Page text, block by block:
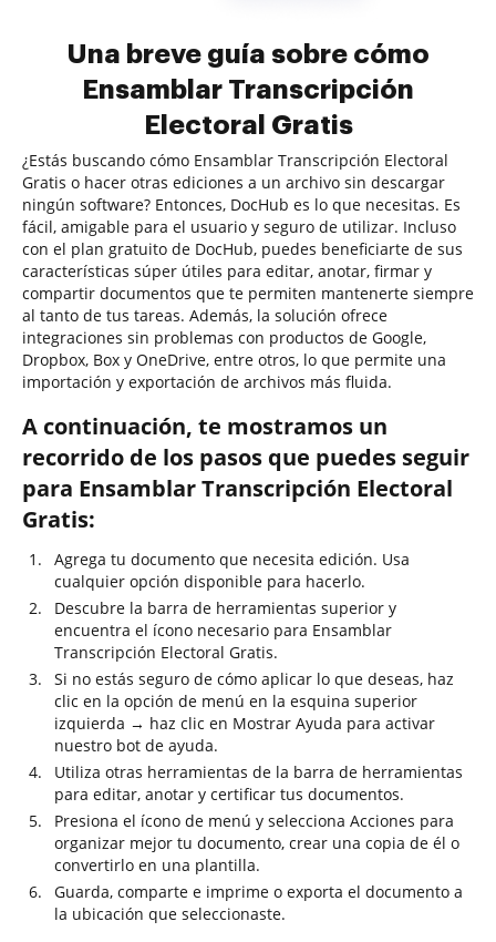
Una breve guía sobre cómo
Ensamblar Transcripción
Electoral Gratis
¿Estás buscando cómo Ensamblar Transcripción Electoral
Gratis o hacer otras ediciones a un archivo sin descargar
ningún software? Entonces, DocHub es lo que necesitas. Es
fácil, amigable para el usuario y seguro de utilizar. Incluso
con el plan gratuito de DocHub, puedes beneficiarte de sus
características súper útiles para editar, anotar, firmar y
compartir documentos que te permiten mantenerte siempre
al tanto de tus tareas. Además, la solución ofrece
integraciones sin problemas con productos de Google,
Dropbox, Box y OneDrive, entre otros, lo que permite una
importación y exportación de archivos más fluida.
A continuación, te mostramos un
recorrido de los pasos que puedes seguir
para Ensamblar Transcripción Electoral
Gratis:
Agrega tu documento que necesita edición. Usa
cualquier opción disponible para hacerlo.
Descubre la barra de herramientas superior y
encuentra el ícono necesario para Ensamblar
Transcripción Electoral Gratis.
Si no estás seguro de cómo aplicar lo que deseas, haz
clic en la opción de menú en la esquina superior
izquierda → haz clic en Mostrar Ayuda para activar
nuestro bot de ayuda.
Utiliza otras herramientas de la barra de herramientas
para editar, anotar y certificar tus documentos.
Presiona el ícono de menú y selecciona Acciones para
organizar mejor tu documento, crear una copia de él o
convertirlo en una plantilla.
Guarda, comparte e imprime o exporta el documento a
la ubicación que seleccionaste.